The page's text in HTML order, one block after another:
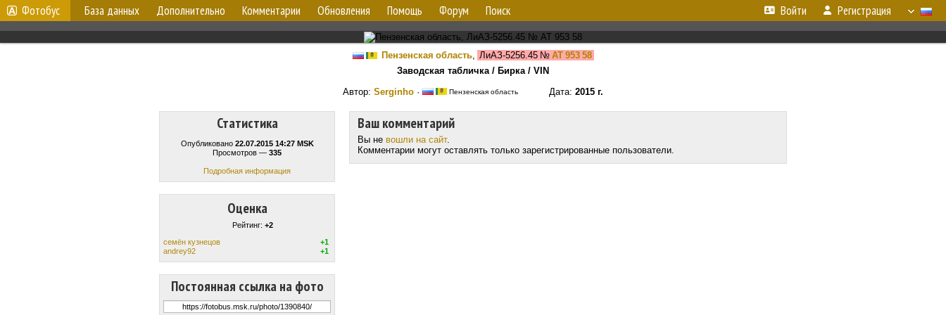
Фотобус База данных Дополнительно Комментарии Обновления Помощь Форум Поиск Войти Регистрация
Пензенская область, ЛиАЗ-5256.45№ АТ 953 58
Заводская табличка / Бирка / VIN
Автор: Serginho · Пензенская область Дата: 2015 г.
Статистика
Опубликовано 22.07.2015 14:27 MSK
Просмотров — 335
Подробная информация
Оценка
Рейтинг: +2
семён кузнецов
+1
andrey92
+1
Постоянная ссылка на фото
Ваш комментарий
Вы не вошли на сайт.
Комментарии могут оставлять только зарегистрированные пользователи.